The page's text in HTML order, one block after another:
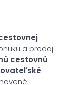
a predaj
cestovnú